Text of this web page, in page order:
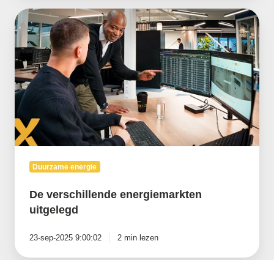
De
verschillende
energiemarkten
uitgelegd
Duurzame energie
De verschillende energiemarkten
uitgelegd
23-sep-2025 9:00:02 2 min lezen